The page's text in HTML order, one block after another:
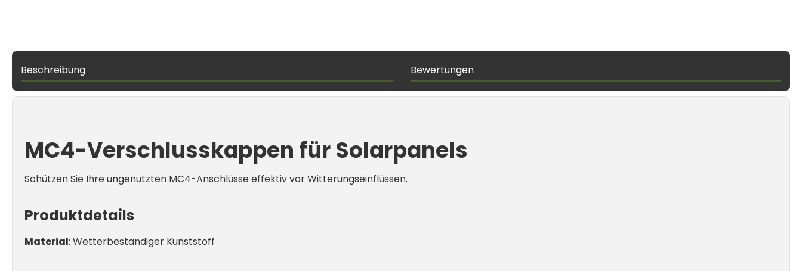
Beschreibung Bewertungen
MC4-Verschlusskappen für Solarpanels
Schützen Sie Ihre ungenutzten MC4-Anschlüsse effektiv vor Witterungseinflüssen.
Produktdetails
Material: Wetterbeständiger Kunststoff